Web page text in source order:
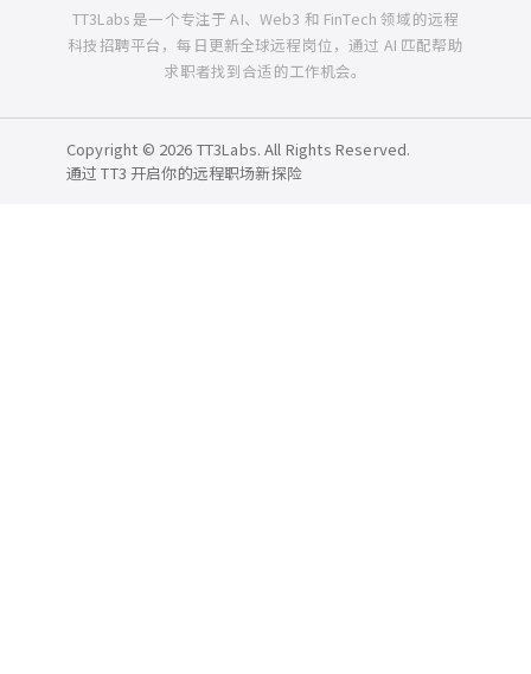
TT3Labs 是一个专注于 AI、Web3 和 FinTech 领域的远程
科技招聘平台，每日更新全球远程岗位，通过 AI 匹配帮助
求职者找到合适的工作机会。
Copyright © 2026 TT3Labs. All Rights Reserved.
通过 TT3 开启你的远程职场新探险